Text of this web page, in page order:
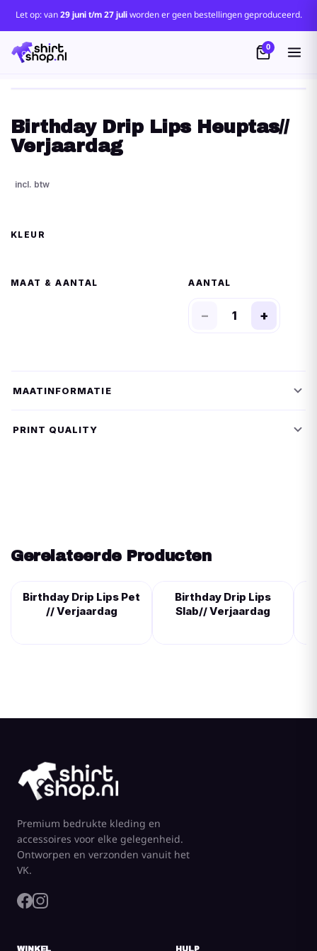
Let op: van29 juni t/m 27 juliworden er geen bestellingen geproduceerd.
0
Birthday Drip Lips Heuptas//
Verjaardag
MAAT
− +
MAATINFORMATIE
PRINT QUALITY
Gerelateerde Producten
Birthday Drip Lips Pet
// Verjaardag
Birthday Drip Lips
Slab// Verjaardag
Premium bedrukte kleding en
accessoires voor elke gelegenheid.
Ontworpen en verzonden vanuit het
VK.
WINKEL HULP